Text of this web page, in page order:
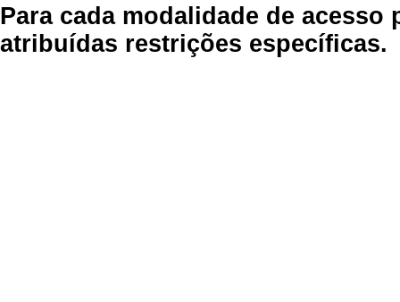
Para cada modalidade de
atribuídas restrições específicas.